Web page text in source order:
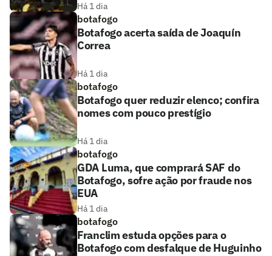
Há 1 dia
botafogo
Botafogo acerta saída de Joaquín
Correa
Há 1 dia
botafogo
Botafogo quer reduzir elenco; confira
nomes com pouco prestígio
Há 1 dia
botafogo
GDA Luma, que comprará SAF do
Botafogo, sofre ação por fraude nos
EUA
Há 1 dia
botafogo
Franclim estuda opções para o
Botafogo com desfalque de Huguinho